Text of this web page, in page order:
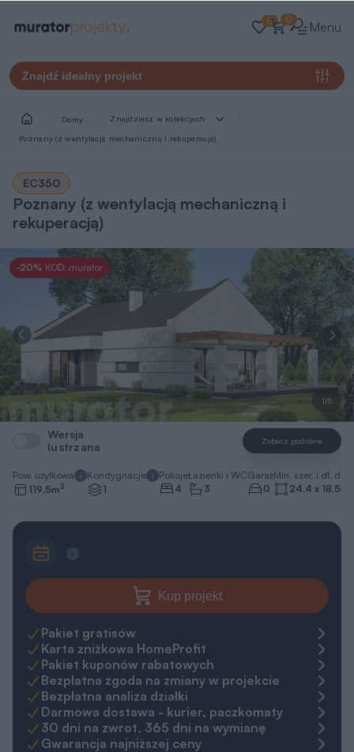
0 0 Menu
Znajdź idealny projekt
Domy Znajdziesz w kolekcjach
Poznany (z wentylacją mechaniczną i rekuperacją)
EC350
Poznany (z wentylacją mechaniczną i
rekuperacją)
1/5
-20% KOD: murator
Wersja
lustrzana
Zobacz podobne
Pow. użytkowa
119,5m2
Kondygnacje
1
Pokoje
4
Łazienki i WC
3
Garaż
0
Min. szer. i dł.
24,4 x 18,5
Kup projekt
Pakiet gratisów
Karta zniżkowa HomeProfit
Pakiet kuponów rabatowych
Bezpłatna zgoda na zmiany w projekcie
Bezpłatna analiza działki
Darmowa dostawa - kurier, paczkomaty
30 dni na zwrot, 365 dni na wymianę
Gwarancja najniższej ceny